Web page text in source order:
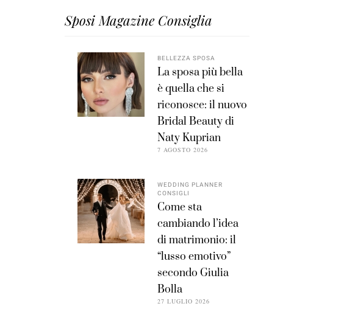
Sposi Magazine Consiglia
BELLEZZA SPOSA
La sposa più bella
è quella che si
riconosce: il nuovo
Bridal Beauty di
Naty Kuprian
7 AGOSTO 2026
WEDDING PLANNER
CONSIGLI
Come sta
cambiando l’idea
di matrimonio: il
“lusso emotivo”
secondo Giulia
Bolla
27 LUGLIO 2026